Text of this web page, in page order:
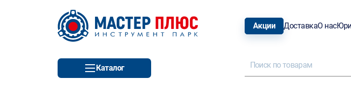
Акции ДоставкаО нас
Каталог